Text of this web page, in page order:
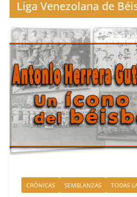
Liga Venezolana de
CRÓNICAS SEMBLANZAS TODAS